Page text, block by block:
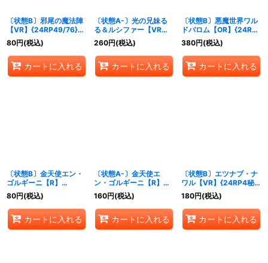
〔状態B〕邪尾の魔法陣
【VR】{24RP49/76}
《多》
80円(税込)
カートに入れる
〔状態A-〕光の兄妹る
る＆ルシファー【VR】
{24RP4TR8/TR9}
《光》
260円(税込)
カートに入れる
〔状態B〕悪魔世界ワル
ドバロム【OR】{24RP4
秘1/秘24}《多》
380円(税込)
カートに入れる
〔状態B〕金天使エン・
ゴルギーニ【R】
{24RP413/76}《光》
80円(税込)
カートに入れる
〔状態A-〕金天使エ
ン・ゴルギーニ【R】
{24RP413/76}《光》
160円(税込)
カートに入れる
〔状態B〕エツナブ・ナ
ワル【VR】{24RP4秘
14/秘24}《自然》
180円(税込)
カートに入れる